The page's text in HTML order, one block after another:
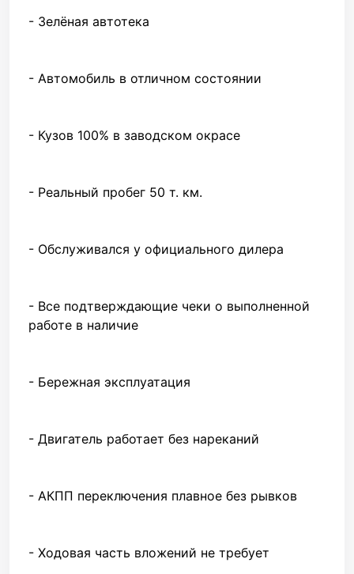
- Зелёная автотека
- Автомобиль в отличном состоянии
- Кузов 100% в заводском окрасе
- Реальный пробег 50 т. км.
- Обслуживался у официального дилера
- Все подтверждающие чеки о выполненной
работе в наличие
- Бережная эксплуатация
- Двигатель работает без нареканий
- АКПП переключения плавное без рывков
- Ходовая часть вложений не требует